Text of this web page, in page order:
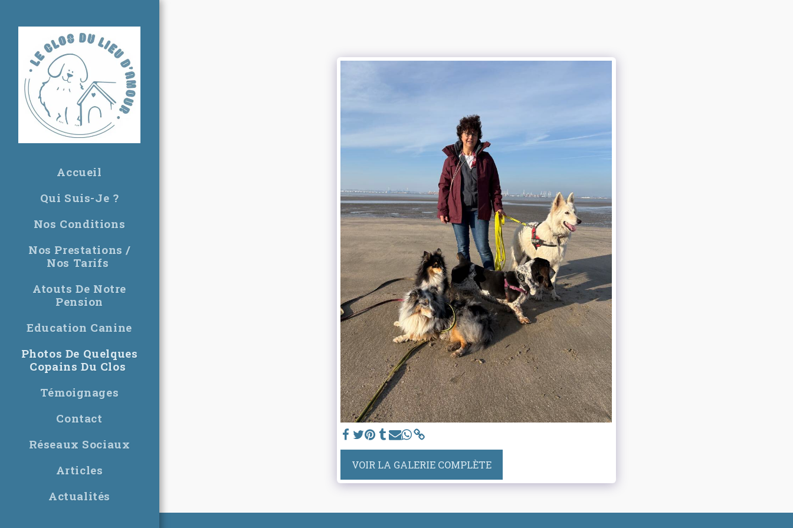
Accueil
Qui Suis-Je ?
Nos Conditions
Nos Prestations /
Nos Tarifs
Atouts De Notre
Pension
Education Canine
Photos De Quelques
Copains Du Clos
Témoignages
Contact
Réseaux Sociaux
Articles
Actualités
VOIR LA GALERIE COMPLÈTE